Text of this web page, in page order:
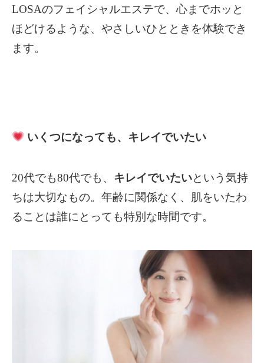
LOSAのフェイシャルエステで、心までホッと
ほどけるような、やさしいひとときを体験でき
ます。
いくつになっても、キレイでいたい
20代でも80代でも、 キレイでいたいという気持
ちは大切なもの。 年齢に関係なく、肌をいたわ
ることは誰にとっても特別な時間です。